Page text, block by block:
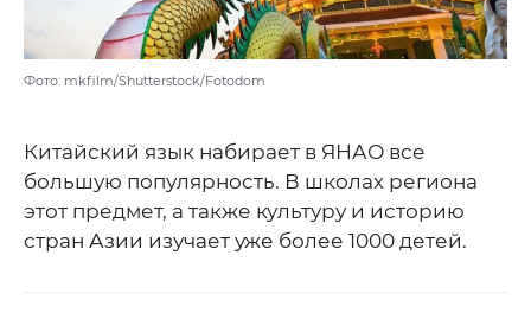
Фото: mkfilm/Shutterstock/Fotodom
Китайский язык набирает в ЯНАО все
большую популярность. В школах региона
этот предмет, а также культуру и историю
стран Азии изучает уже более 1000 детей.